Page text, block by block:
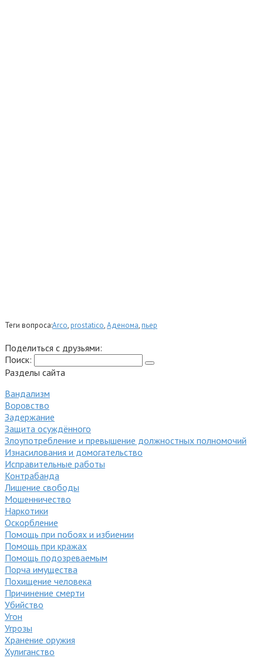
Теги вопроса:Arco,prostatico,Аденома,пьер
Поделиться с друзьями:
Поиск:
Разделы сайта
Вандализм
Воровство
Задержание
Защита осуждённого
Злоупотребление и превышение должностных полномочий
Изнасилования и домогательство
Исправительные работы
Контрабанда
Лишение свободы
Мошенничество
Наркотики
Оскорбление
Помощь при побоях и избиении
Помощь при кражах
Помощь подозреваемым
Порча имущества
Похищение человека
Причинение смерти
Убийство
Угон
Угрозы
Хранение оружия
Хулиганство